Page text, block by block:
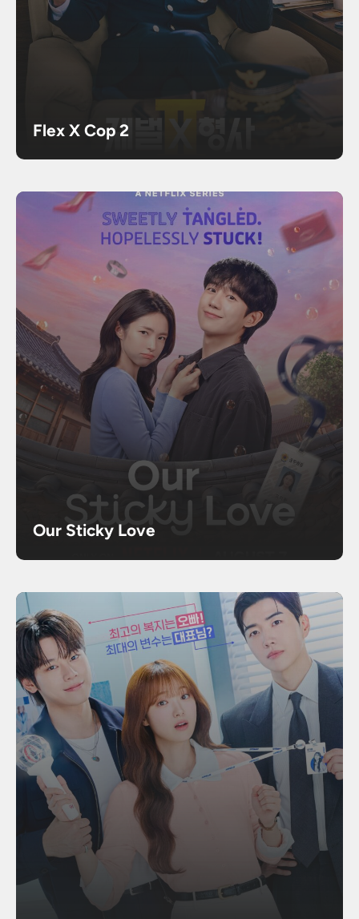
Flex X Cop 2
Our Sticky Love